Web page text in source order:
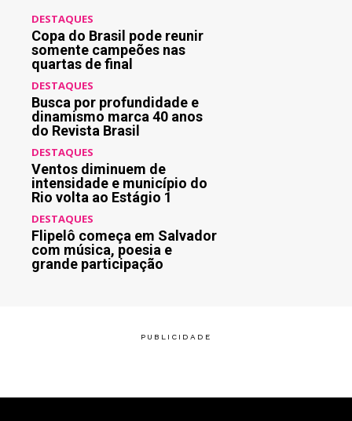
DESTAQUES
Copa do Brasil pode reunir
somente campeões nas
quartas de final
DESTAQUES
Busca por profundidade e
dinamismo marca 40 anos
do Revista Brasil
DESTAQUES
Ventos diminuem de
intensidade e município do
Rio volta ao Estágio 1
DESTAQUES
Flipelô começa em Salvador
com música, poesia e
grande participação